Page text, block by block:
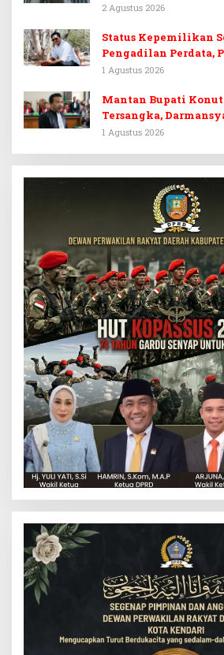
2 Agustus 2026
Status Kepemilikan
Pengadilan Perdata,
Tersangka Dr.
1 Agustus 2026
Mantan Bupati
Tersangka,
Hukumnya Diduga
1 Agustus 2026